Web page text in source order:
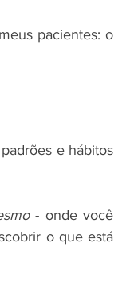
pacientes: o
e hábitos
- onde você
o que está